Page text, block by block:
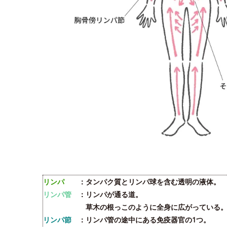
リンパ：タンパク質とリンパ球を含む透明の液体。
リンパ管 ：リンパが通る道。
草木の根っこのように全身に広がっている。
リンパ節 ：リンパ管の途中にある免疫器官の1つ。